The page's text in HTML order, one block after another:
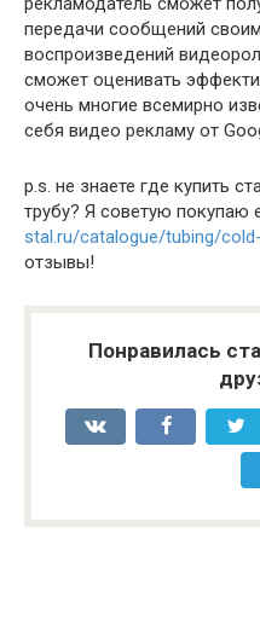
передачи сообщений
воспроизведений
сможет оценивать
очень многие всемирно
себя видео рекламу от
p.s. не знаете где купить
трубу? Я советую покупаю
stal.ru/catalogue/tubing/
отзывы!
Понравилась